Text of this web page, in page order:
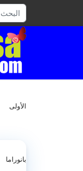
البحث
الأولى
بانوراما